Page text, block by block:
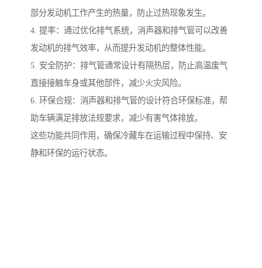
部分发动机工作产生的热量，防止过热现象发生。
4. 提率：通过优化排气系统，消声器和排气管可以改善
发动机的排气效率，从而提升发动机的整体性能。
5. 安全防护：排气管通常设计有隔热层，防止高温废气
直接接触车身或其他部件，减少火灾风险。
6. 环保合规：消声器和排气管的设计符合环保标准，帮
助车辆满足排放法规要求，减少有害气体排放。
这些功能共同作用，确保冷藏车在运输过程中保持、安
静和环保的运行状态。